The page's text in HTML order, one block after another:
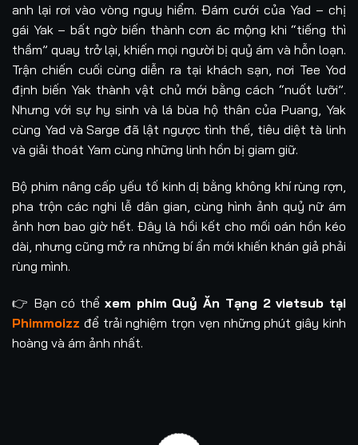
anh lại rơi vào vòng nguy hiểm. Đám cưới của Yad – chị
gái Yak – bất ngờ biến thành cơn ác mộng khi “tiếng thì
thầm” quay trở lại, khiến mọi người bị quỷ ám và hỗn loạn.
Trận chiến cuối cùng diễn ra tại khách sạn, nơi Tee Yod
định biến Yak thành vật chủ mới bằng cách “nuốt lưỡi”.
Nhưng với sự hy sinh và lá bùa hộ thân của Puang, Yak
cùng Yad và Sarge đã lật ngược tình thế, tiêu diệt tà linh
và giải thoát Yam cùng những linh hồn bị giam giữ.
Bộ phim nâng cấp yếu tố kinh dị bằng không khí rùng rợn,
pha trộn các nghi lễ dân gian, cùng hình ảnh quỷ nữ ám
ảnh hơn bao giờ hết. Đây là hồi kết cho mối oán hồn kéo
dài, nhưng cũng mở ra những bí ẩn mới khiến khán giả phải
rùng mình.
👉 Bạn có thể xem phim Quỷ Ăn Tạng 2 vietsub tại
Phimmoizz để trải nghiệm trọn vẹn những phút giây kinh
hoàng và ám ảnh nhất.